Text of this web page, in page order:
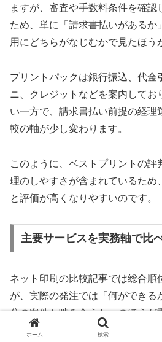
ますが、審査や手数料条件を確認
ため、単に「請求書払いがあるか
用にどちらがなじむかで見たほう
プリントパックは銀行振込、代金
ニ、クレジットなどを案内してお
い一方で、請求書払い前提の経理
較の軸が少し変わります。
このように、ベストプリントの評
理のしやすさが含まれているため
と評価が高くなりやすいのです。
主要サービスを実務軸で比
ネット印刷の比較記事では総合順
が、実際の発注では「何ができる
分の案件と噛み合うか」のほうが
ホーム 検索